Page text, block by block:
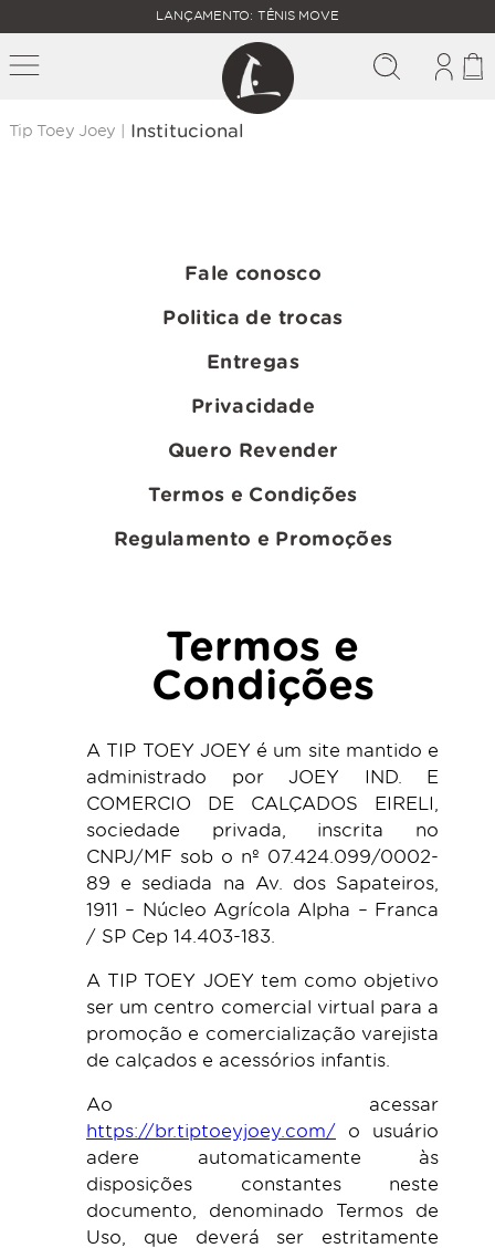
FALTAM
MAIS
R$
400,00
PARA O
FRETE
GRÁTIS
LANÇAMENTO: TÊNIS MOVE
Tip Toey Joey | Institucional
Fale conosco
Politica de trocas
Entregas
Privacidade
Quero Revender
Termos e Condições
Regulamento e Promoções
Termos e
Condições
A TIP TOEY JOEY é um site mantido e
administrado por JOEY IND. E
COMERCIO DE CALÇADOS EIRELI,
sociedade privada, inscrita no
CNPJ/MF sob o nº 07.424.099/0002-
89 e sediada na Av. dos Sapateiros,
1911 – Núcleo Agrícola Alpha – Franca
/ SP Cep 14.403-183.
A TIP TOEY JOEY tem como objetivo
ser um centro comercial virtual para a
promoção e comercialização varejista
de calçados e acessórios infantis.
Ao acessar
https://br.tiptoeyjoey.com/ o usuário
adere automaticamente às
disposições constantes neste
documento, denominado Termos de
Uso, que deverá ser estritamente